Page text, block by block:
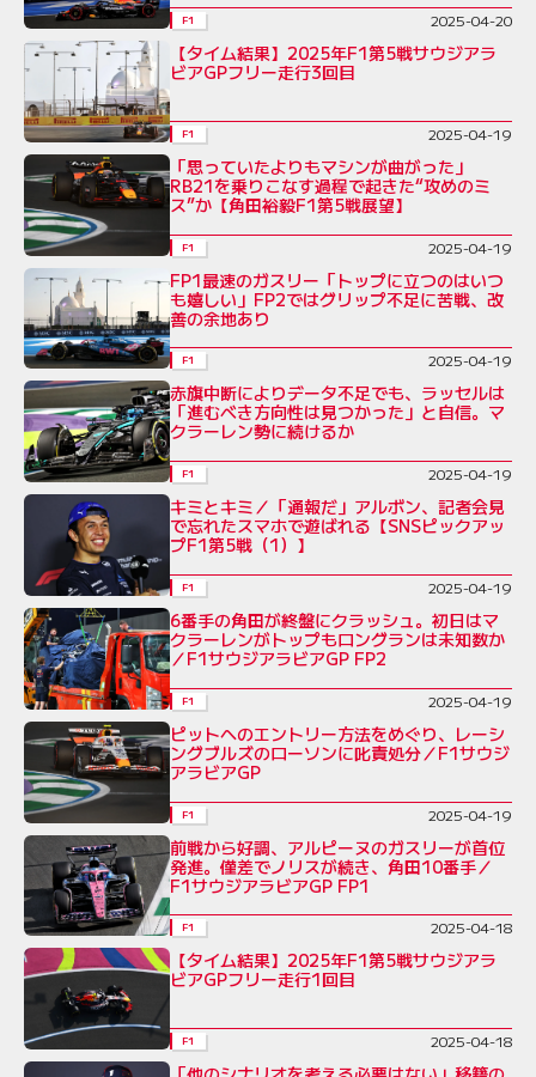
F1 2025-04-20
【タイム結果】2025年F1第5戦サウジアラ
ビアGPフリー走行3回目
F1 2025-04-19
「思っていたよりもマシンが曲がった」
RB21を乗りこなす過程で起きた“攻めのミ
ス”か【角田裕毅F1第5戦展望】
F1 2025-04-19
FP1最速のガスリー「トップに立つのはいつ
も嬉しい」FP2ではグリップ不足に苦戦、改
善の余地あり
F1 2025-04-19
赤旗中断によりデータ不足でも、ラッセルは
「進むべき方向性は見つかった」と自信。マ
クラーレン勢に続けるか
F1 2025-04-19
キミとキミ／「通報だ」アルボン、記者会見
で忘れたスマホで遊ばれる【SNSピックアッ
プF1第5戦（1）】
F1 2025-04-19
6番手の角田が終盤にクラッシュ。初日はマ
クラーレンがトップもロングランは未知数か
／F1サウジアラビアGP FP2
F1 2025-04-19
ピットへのエントリー方法をめぐり、レーシ
ングブルズのローソンに叱責処分／F1サウジ
アラビアGP
F1 2025-04-19
前戦から好調、アルピーヌのガスリーが首位
発進。僅差でノリスが続き、角田10番手／
F1サウジアラビアGP FP1
F1 2025-04-18
【タイム結果】2025年F1第5戦サウジアラ
ビアGPフリー走行1回目
F1 2025-04-18